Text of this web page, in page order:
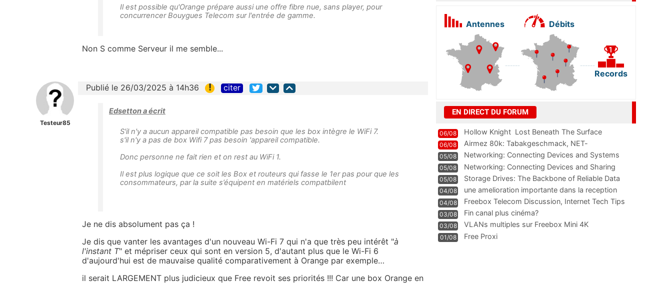
Il est possible qu'Orange prépare aussi une offre fibre nue, sans player, pour
concurrencer Bouygues Telecom sur l'entrée de gamme.
Non S comme Serveur il me semble...
Testeur85
Publié le 26/03/2025 à 14h36 ! citer
Edsetton a écrit
S'il n'y a aucun appareil compatible pas besoin que les box intègre le WiFi 7.
s'il n'y a pas de box Wifi 7 pas besoin 'appareil compatible.
Donc personne ne fait rien et on rest au WiFi 1.
Il est plus logique que ce soit les Box et routeurs qui fasse le 1er pas pour que les
consommateurs, par la suite s’équipent en matériels compatbilent
Je ne dis absolument pas ça !
Je dis que vanter les avantages d'un nouveau Wi-Fi 7 qui n'a que très peu intérêt "à
l'instant T" et mépriser ceux qui sont en version 5, d'autant plus que le Wi-Fi 6
d'aujourd'hui est de mauvaise qualité comparativement à Orange par exemple…
il serait LARGEMENT plus judicieux que Free revoit ses priorités !!! Car une box Orange en
Antennes Débits
Records
EN DIRECT DU FORUM
06/08 Hollow Knight  Lost Beneath The Surface
06/08
Airmez 80k: Tabakgeschmack, NET-
Technologie und Leistung im
05/08 Networking: Connecting Devices and Systems
05/08
Networking: Connecting Devices and Sharing
Information
05/08
Storage Drives: The Backbone of Reliable Data
Management
04/08
une amelioration importante dans la reception
WIFI
04/08
Freebox Telecom Discussion, Internet Tech Tips
Communi
03/08 Fin canal plus cinéma?
03/08 VLANs multiples sur Freebox Mini 4K
01/08 Free Proxi